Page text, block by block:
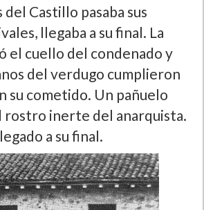
del Castillo pasaba sus
llegaba a su final. La
el cuello del condenado y
del verdugo cumplieron
su cometido. Un pañuelo
rostro inerte del anarquista.
a su final.